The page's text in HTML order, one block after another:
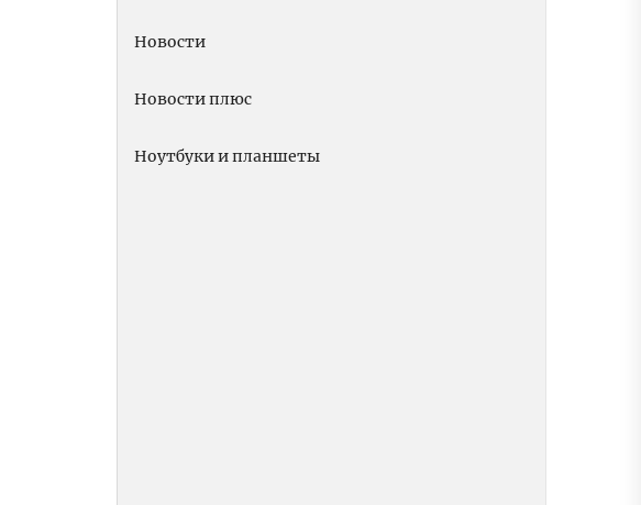
Новости
Новости плюс
Ноутбуки и планшеты